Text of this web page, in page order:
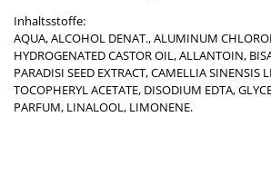
Inhaltsstoffe:
AQUA, ALCOHOL DENAT., ALUMINUM
HYDROGENATED CASTOR OIL, ALLANTOIN,
PARADISI SEED EXTRACT, CAMELLIA SINENSIS
TOCOPHERYL ACETATE, DISODIUM EDTA,
PARFUM, LINALOOL, LIMONENE.